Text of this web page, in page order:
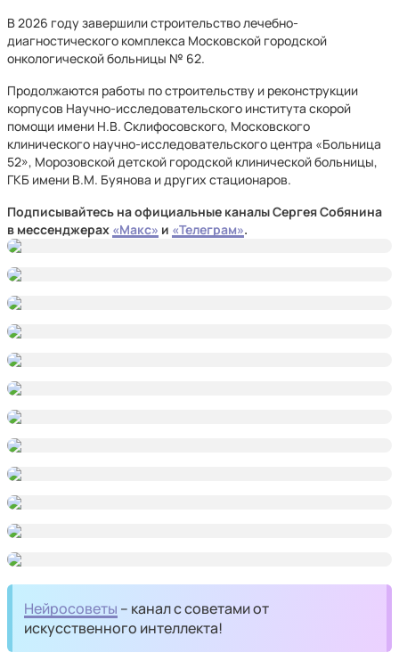
В 2026 году завершили строительство лечебно-
диагностического комплекса Московской городской
онкологической больницы № 62.
Продолжаются работы по строительству и реконструкции
корпусов Научно-исследовательского института скорой
помощи имени Н.В. Склифосовского, Московского
клинического научно-исследовательского центра «Больница
52», Морозовской детской городской клинической больницы,
ГКБ имени В.М. Буянова и других стационаров.
Подписывайтесь на официальные каналы Сергея Собянина
в мессенджерах «Макс» и «Телеграм».
Нейросоветы – канал с советами от
искусственного интеллекта!